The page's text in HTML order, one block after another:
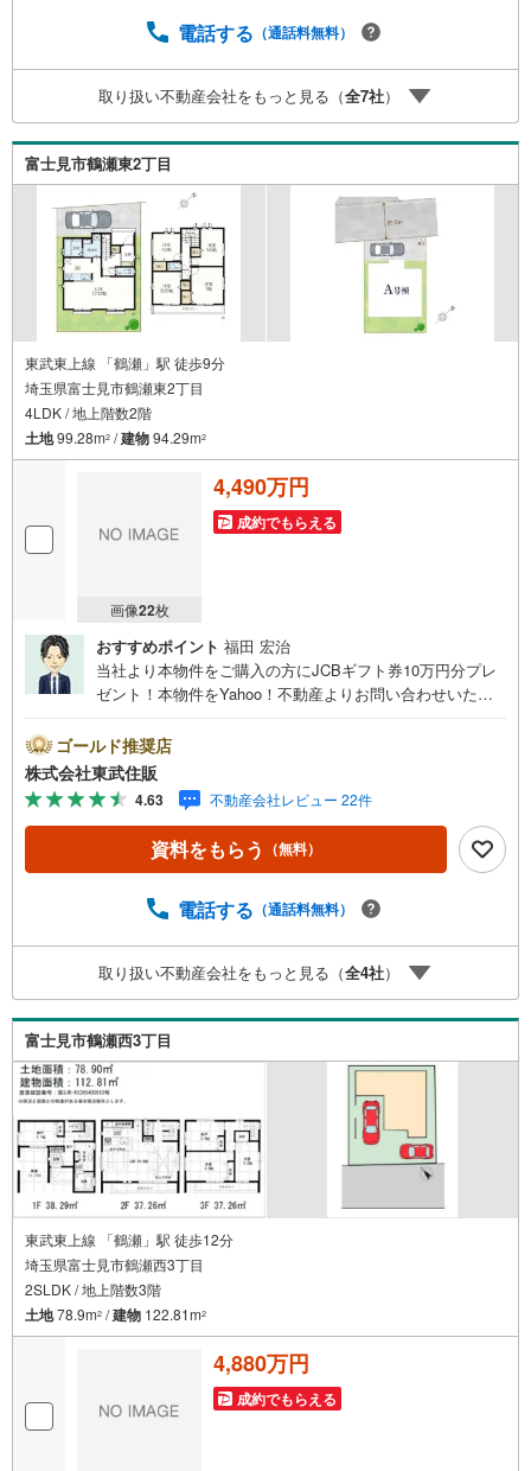
は当社へお客様にぴったりの「お気に入りの住まい」を当
利用ください。
電話する （通話料無料）
取り扱い不動産会社をもっと見る（全7社）
富士見市鶴瀬東2丁目
東武東上線 「鶴瀬」駅 徒歩9分
埼玉県富士見市鶴瀬東2丁目
4LDK / 地上階数2階
土地99.28m2 /建物94.29m2
画像22枚
4,490万円
成約でもらえる
おすすめポイント 福田 宏治
当社より本物件をご購入の方にJCBギフト券10万円分プレ
ゼント！本物件をYahoo！不動産よりお問い合わせいただ
ンとの併用不可。【営業時間 10:00～18:00】この時間帯
はお電話でのお問い合わせがスムーズです。住み替えをご
希望の方は自社買取保証付売却プランがございます。お気
軽にお問い合わせください。●鶴瀬駅徒歩9分●閑静な住宅
地●整形地●充実の設備◇当社の強みは（1）リフォーム
（当社でも再販事業を行っている為、お客様に最適なプラ
スメーカー7社を保有しておりますので、ご予算・ご希望に
産情報を豊富に取り揃えております。またリフォームの相
談も承ります。◇インターネット予約で当日現地見学が可
能です（1）［室内・現地を見学する］をクリック（2）本
日～4日以内をご希望の方は「ご要望・ご質問欄」に希望日
時をご記入ください！
ゴールド推奨店
株式会社東武住販
4.63 不動産会社レビュー 22件
資料をもらう （無料）
電話する （通話料無料）
取り扱い不動産会社をもっと見る（全4社）
富士見市鶴瀬西3丁目
東武東上線 「鶴瀬」駅 徒歩12分
埼玉県富士見市鶴瀬西3丁目
2SLDK / 地上階数3階
土地78.9m2 /建物 122.81m2
4,880万円
成約でもらえる